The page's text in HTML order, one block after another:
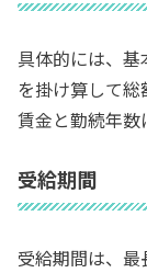
具体的には、
を掛け算して
賃金と勤続年数
受給期間
受給期間は、